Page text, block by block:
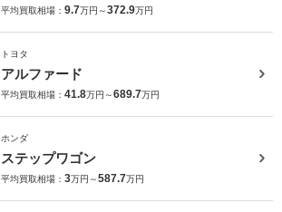
平均買取相場： 9.7万円～372.9万円
トヨタ
アルファード
平均買取相場： 41.8万円～689.7万円
ホンダ
ステップワゴン
平均買取相場： 3万円～587.7万円